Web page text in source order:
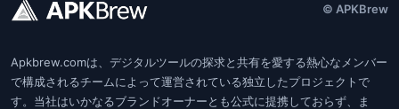
© APKBrew
Apkbrew.comは、デジタルツールの探求と共有を愛する熱心なメンバー
で構成されるチームによって運営されている独立したプロジェクトで
す。当社はいかなるブランドオーナーとも公式に提携しておらず、ま